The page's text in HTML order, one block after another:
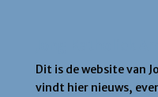
Dit is de website van
vindt hier nieuws,